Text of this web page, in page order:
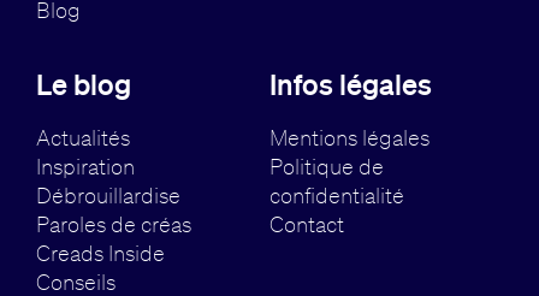
Blog
Le blog
Actualités
Inspiration
Débrouillardise
Paroles de créas
Creads Inside
Conseils
Infos légales
Mentions légales
Politique de
confidentialité
Contact